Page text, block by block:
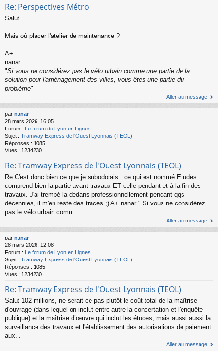
Re: Perspectives Métro
Salut
Mais où placer l'atelier de maintenance ?
A+
nanar
"Si vous ne considérez pas le vélo urbain comme une partie de la
solution pour l'aménagement des villes, vous êtes une partie du
problème"
Aller au message
par nanar
28 mars 2026, 16:05
Forum : Le forum de Lyon en Lignes
Sujet : Tramway Express de l'Ouest Lyonnais (TEOL)
Réponses : 1085
Vues : 1234230
Re: Tramway Express de l'Ouest Lyonnais (TEOL)
Re C'est donc bien ce que je subodorais : ce qui est nommé Etudes
comprend bien la partie avant travaux ET celle pendant et à la fin des
travaux. J'ai trempé la dedans professionnellement pendant qqs
décennies, il m'en reste des traces ;) A+ nanar " Si vous ne considérez
pas le vélo urbain comm...
Aller au message
par nanar
28 mars 2026, 12:08
Forum : Le forum de Lyon en Lignes
Sujet : Tramway Express de l'Ouest Lyonnais (TEOL)
Réponses : 1085
Vues : 1234230
Re: Tramway Express de l'Ouest Lyonnais (TEOL)
Salut 102 millions, ne serait ce pas plutôt le coût total de la maîtrise
d'ouvrage (dans lequel on inclut entre autre la concertation et l'enquête
publique) et la maîtrise d’œuvre qui inclut les études, mais aussi aussi la
surveillance des travaux et l'établissement des autorisations de paiement
aux...
Aller au message